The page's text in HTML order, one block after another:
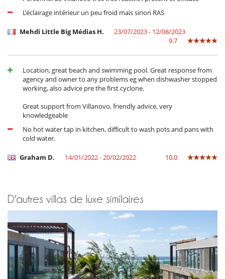
L’éclairage intérieur un peu froid mais sinon RAS
Mehdi Little Big Médias H.
23/07/2023 - 12/08/2023
9.7
Location, great beach and swimming pool. Great response from
agency and owner to any problems eg when dishwasher stopped
working, also advice pre the first cyclone.
Great support from Villanovo, friendly advice, very
knowledgeable
No hot water tap in kitchen, difficult to wash pots and pans with
cold water.
Graham D. 14/01/2022 - 20/02/2022 10.0
D'autres villas de luxe similaires